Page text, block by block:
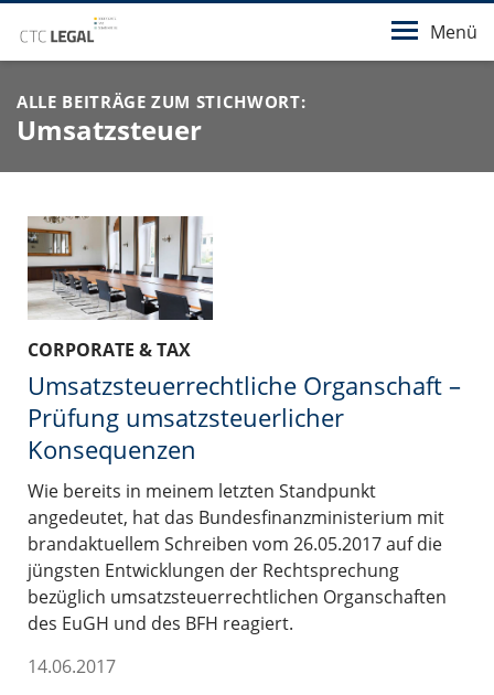
Menü
ALLE BEITRÄGE ZUM STICHWORT:
Umsatzsteuer
CORPORATE & TAX
Umsatzsteuerrechtliche Organschaft –
Prüfung umsatzsteuerlicher
Konsequenzen
Wie bereits in meinem letzten Standpunkt
angedeutet, hat das Bundesfinanzministerium mit
brandaktuellem Schreiben vom 26.05.2017 auf die
jüngsten Entwicklungen der Rechtsprechung
bezüglich umsatzsteuerrechtlichen Organschaften
des EuGH und des BFH reagiert.
14.06.2017